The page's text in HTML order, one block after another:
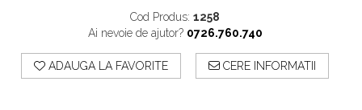
Cod Produs: 1258
Ai nevoie de ajutor? 0726.760.740
ADAUGA LA FAVORITE CERE INFORMATII